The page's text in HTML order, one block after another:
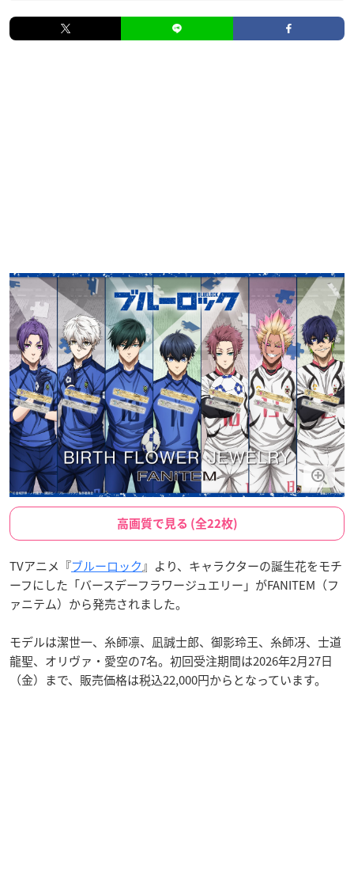
高画質で見る (全22枚)
TVアニメ『ブルーロック』より、キャラクターの誕生花をモチ
ーフにした「バースデーフラワージュエリー」がFANITEM（フ
ァニテム）から発売されました。
モデルは潔世一、糸師凛、凪誠士郎、御影玲王、糸師冴、士道
龍聖、オリヴァ・愛空の7名。初回受注期間は2026年2月27日
（金）まで、販売価格は税込22,000円からとなっています。